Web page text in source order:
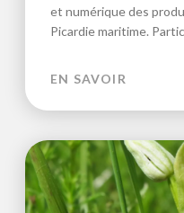
et numérique des
Picardie maritime.
EN SAVOIR